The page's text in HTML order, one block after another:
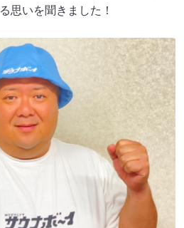
思いを聞きました！